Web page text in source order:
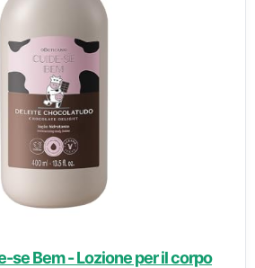
se Bem - Lozione per il corpo